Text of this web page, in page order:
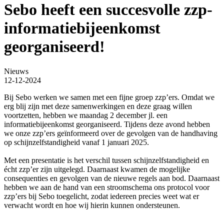
Sebo heeft een succesvolle zzp-
informatiebijeenkomst
georganiseerd!
Nieuws
12-12-2024
Bij Sebo werken we samen met een fijne groep zzp’ers. Omdat we
erg blij zijn met deze samenwerkingen en deze graag willen
voortzetten, hebben we maandag 2 december jl. een
informatiebijeenkomst georganiseerd. Tijdens deze avond hebben
we onze zzp’ers geïnformeerd over de gevolgen van de handhaving
op schijnzelfstandigheid vanaf 1 januari 2025.
Met een presentatie is het verschil tussen schijnzelfstandigheid en
écht zzp’er zijn uitgelegd. Daarnaast kwamen de mogelijke
consequenties en gevolgen van de nieuwe regels aan bod. Daarnaast
hebben we aan de hand van een stroomschema ons protocol voor
zzp’ers bij Sebo toegelicht, zodat iedereen precies weet wat er
verwacht wordt en hoe wij hierin kunnen ondersteunen.